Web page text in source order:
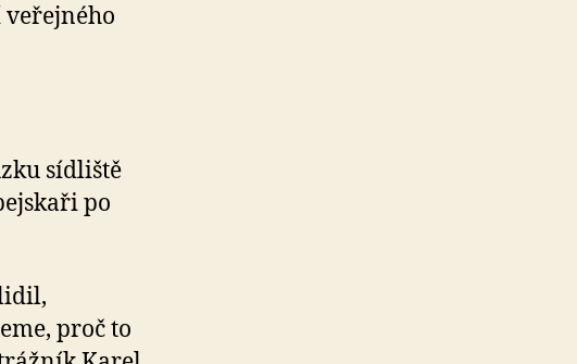
sídliště
po
proč to